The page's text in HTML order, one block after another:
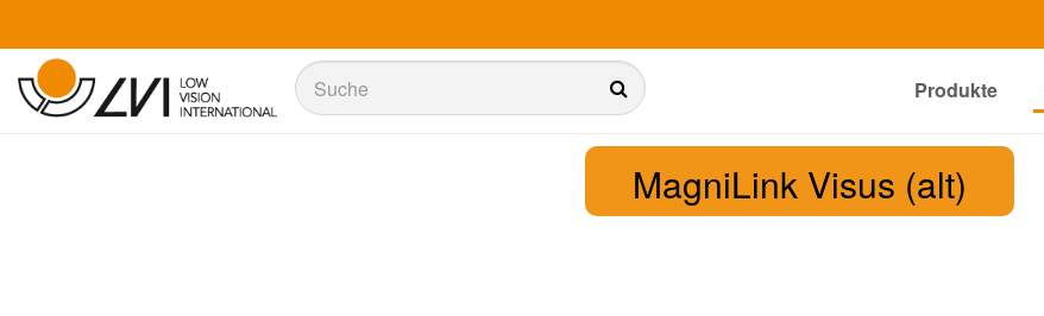
Suche
Produkte
MagniLink Visus (alt)